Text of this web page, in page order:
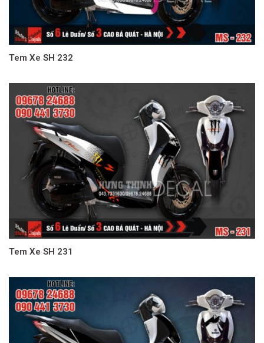
Tem Xe SH 232
Tem Xe SH 231